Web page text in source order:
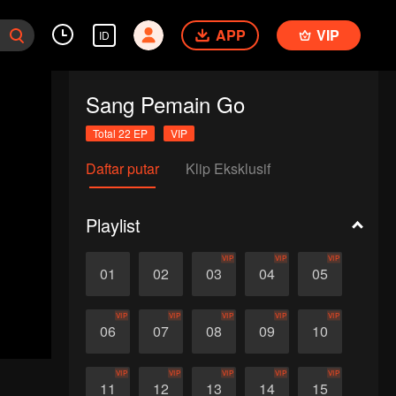
ID APP VIP
Sang Pemain Go
Total 22 EP VIP
Daftar putar Klip Eksklusif
Playlist
01 02 03
VIP
04
VIP
05
VIP
06
VIP
07
VIP
08
VIP
09
VIP
10
VIP
11
VIP
12
VIP
13
VIP
14
VIP
15
VIP